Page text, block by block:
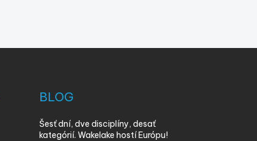
BLOG
Šesť dní, dve disciplíny, desať
kategórií. Wakelake hostí Európu!